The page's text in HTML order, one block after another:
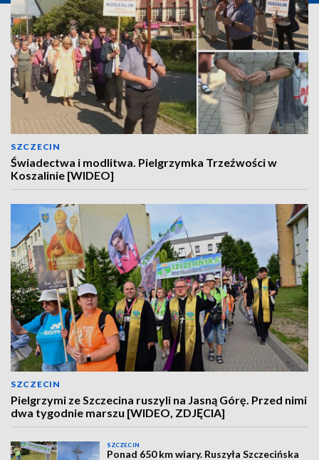
SZCZECIN
Świadectwa i modlitwa. Pielgrzymka Trzeźwości w
Koszalinie [WIDEO]
SZCZECIN
Pielgrzymi ze Szczecina ruszyli na Jasną Górę. Przed nimi
dwa tygodnie marszu [WIDEO, ZDJĘCIA]
SZCZECIN
Ponad 650 km wiary. Ruszyła Szczecińska